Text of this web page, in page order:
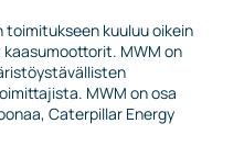
kuuluu oikein
MWM on
MWM on osa
Caterpillar Energy